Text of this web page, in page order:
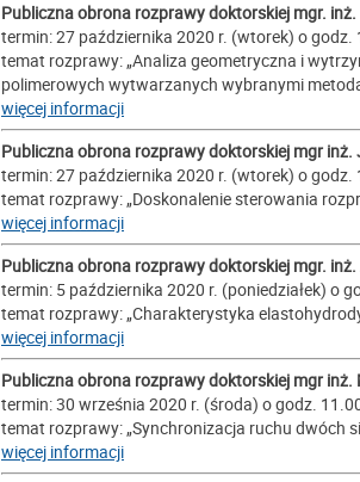
Publiczna obrona rozprawy doktorskiej mgr. inż.
termin: 27 października 2020 r. (wtorek) o godz.
temat rozprawy: „Analiza geometryczna i
polimerowych wytwarzanych wybranymi
więcej informacji
Publiczna obrona rozprawy doktorskiej mgr inż.
termin: 27 października 2020 r. (wtorek) o godz.
temat rozprawy: „Doskonalenie sterowania
więcej informacji
Publiczna obrona rozprawy doktorskiej mgr. inż.
termin: 5 października 2020 r. (poniedziałek) o
temat rozprawy: „Charakterystyka
więcej informacji
Publiczna obrona rozprawy doktorskiej mgr inż.
termin: 30 września 2020 r. (środa) o godz.
temat rozprawy: „Synchronizacja ruchu dwóch
więcej informacji